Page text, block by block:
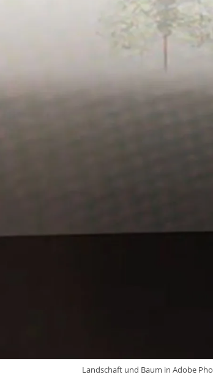
Landschaft und Baum in Adobe